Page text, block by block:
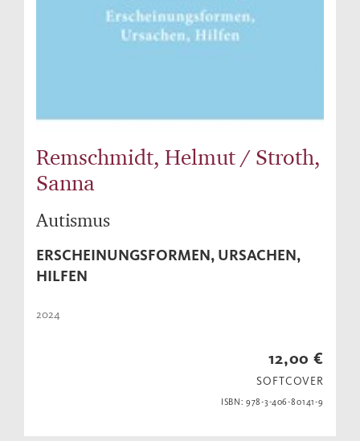
Remschmidt, Helmut / Stroth,
Sanna
Autismus
ERSCHEINUNGSFORMEN, URSACHEN,
HILFEN
2024
12,00 €
SOFTCOVER
ISBN: 978-3-406-80141-9